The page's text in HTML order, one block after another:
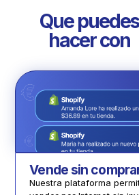
Que puedes
hacer con
Vende sin
Nuestra plataforma